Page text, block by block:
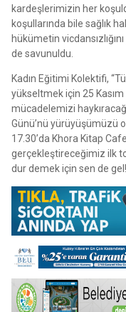
kardeşlerimizin her
koşullarında bile sağlık
hükümetin
de savunuldu.
Kadın Eğitimi Kolektifi,
yükseltmek için 25 Kasım
mücadelemizi
Günü’nü yürüyüşümüzü
17.30’da Khora Kitap
gerçekleştireceğimiz ilk
dur demek için sen de